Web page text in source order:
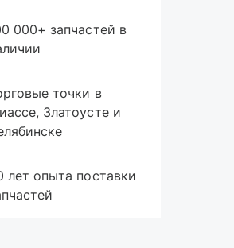
точки в
лет опыта поставки